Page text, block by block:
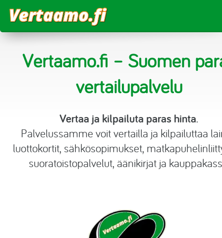
Kulutusluotto
Pikalaina
Tililuotto
Matkapuhelinliittymät
Suoratoistopalvelut
Korkolaskuri
Asuntolainalaskuri
Kokemuksia
Vertaamo.fi – Suomen
vertailupalvelu
Vertaa ja kilpailuta paras hinta.
Palvelussamme voit vertailla ja kilpailuttaa
luottokortit, sähkösopimukset,
suoratoistopalvelut, äänikirjat ja